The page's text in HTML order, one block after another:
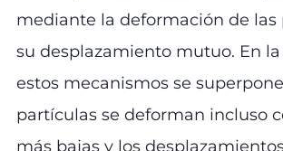
mediante la deformación de las
su desplazamiento mutuo. En
estos mecanismos se
partículas se deforman incluso
más bajas y los